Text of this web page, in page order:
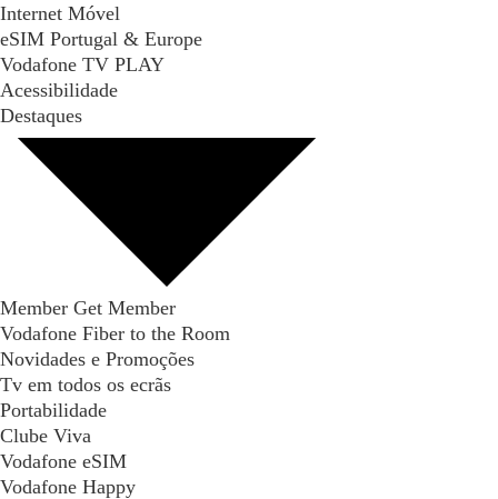
Internet Móvel
eSIM Portugal & Europe
Vodafone TV PLAY
Acessibilidade
Destaques
Member Get Member
Vodafone Fiber to the Room
Novidades e Promoções
Tv em todos os ecrãs
Portabilidade
Clube Viva
Vodafone eSIM
Vodafone Happy